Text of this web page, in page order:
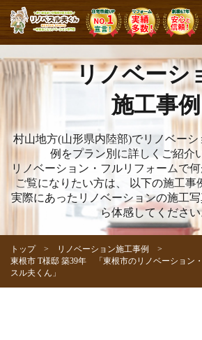
リノベーシ
施工事例
村山地方(山形県内陸部)でリノベー
例をプラン別に詳しくご紹介
リノベーション・フルリフォームで
ご覧になりたい方は、
以下の施工事
実際にあったリノベーションの施工
ら体感してください
トップ
リノベーション施工事例
東根市 T様邸 築39年 「東根市のリノベーション
スル夫くん」